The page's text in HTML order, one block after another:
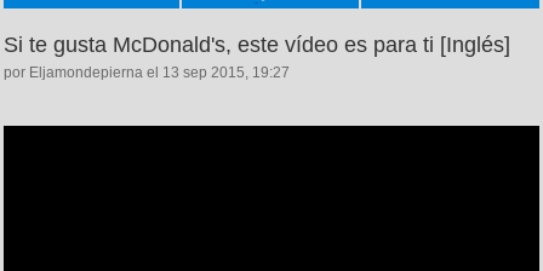
Si te gusta McDonald's, este vídeo es para ti [Inglés]
por Eljamondepierna el 13 sep 2015, 19:27